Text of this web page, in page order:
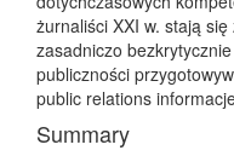
żurnaliści XXI w. stają
zasadniczo
publiczności
public relations
Summary